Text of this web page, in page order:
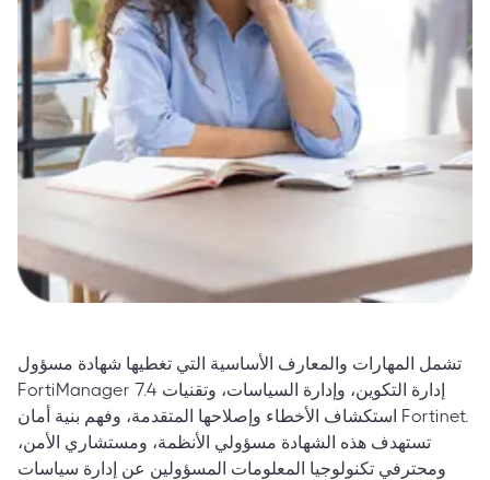
تشمل المهارات والمعارف الأساسية التي تغطيها شهادة مسؤول
FortiManager 7.4 إدارة التكوين، وإدارة السياسات، وتقنيات
استكشاف الأخطاء وإصلاحها المتقدمة، وفهم بنية أمان Fortinet.
تستهدف هذه الشهادة مسؤولي الأنظمة، ومستشاري الأمن،
ومحترفي تكنولوجيا المعلومات المسؤولين عن إدارة سياسات